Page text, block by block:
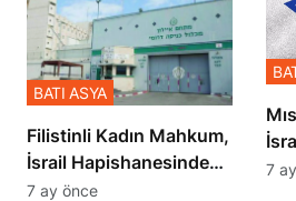
Filistinli Kadın Mahkum,
İsrail Hapishanesindeki
Zulmü Anlattı
BATI ASYA
7 ay önce
7